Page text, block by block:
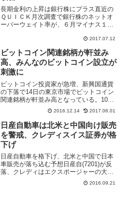
長期金利の上昇は銀行株にプラス直近の
ＱＵＩＣＫ月次調査で銀行株のネットオ
ーバーウェイト率が、６月マイナス１
復した。投資家が銀行株に対して見方を
改善したか、保有株比率を引き上げたか
定かではないが、銀行株投資...
2017.07.12
ビットコイン関連銘柄が軒並み
高、みんなのビットコイン設立が
刺激に
ビットコイン投資家が急増、新興国通貨
の下落で14日の東京市場でビットコイン
関連銘柄が軒並み高となっている。10日
付の日本経済新聞電子版によると、「イ
ンターネット上の仮想通貨ビットコイン
の価格が12月に入って約２年10カ月ぶり
の高水準に上昇し...
2016.12.14 2017.06.01
日産自動車は北米と中国向け販売
を警戒、クレディスイス証券が格
下げ
日産自動車を格下げ、北米と中国で日本
車販売が落ち込む予想日産自(7201)が反
落、クレディはエクスポージャーの大き
い北米・中国の市場環境の不透明感を懸
念日産自動車(7201)が３日ぶりに反落。
2016.09.21